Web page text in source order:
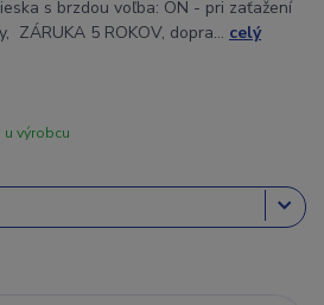
s brzdou voľba: ON - pri zaťažení
ZÁRUKA 5 ROKOV, dopra... celý
výrobcu